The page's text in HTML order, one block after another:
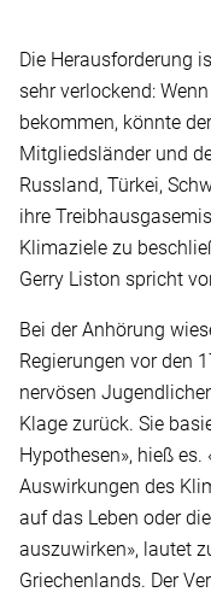
Die Herausforderung
sehr verlockend:
bekommen, könnte
Mitgliedsländer und
Russland, Türkei,
ihre
Klimaziele zu
Gerry Liston spricht
Bei der Anhörung
Regierungen vor den
nervösen
Klage zurück. Sie
Hypothesen», hieß
Auswirkungen des
auf das Leben oder
auszuwirken», lautet
Griechenlands. Der